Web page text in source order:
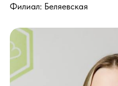
Филиал: Беляевская